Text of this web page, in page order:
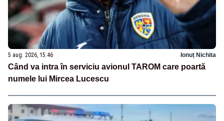
5 aug. 2026, 15:46 Ionuț Nichita
Când va intra în serviciu avionul TAROM care poartă
numele lui Mircea Lucescu